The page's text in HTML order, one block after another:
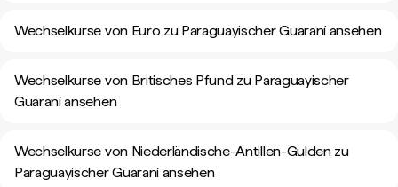
Wechselkurse von Euro zu Paraguayischer Guaraní ansehen
Wechselkurse von Britisches Pfund zu Paraguayischer
Guaraní ansehen
Wechselkurse von Niederländische-Antillen-Gulden zu
Paraguayischer Guaraní ansehen